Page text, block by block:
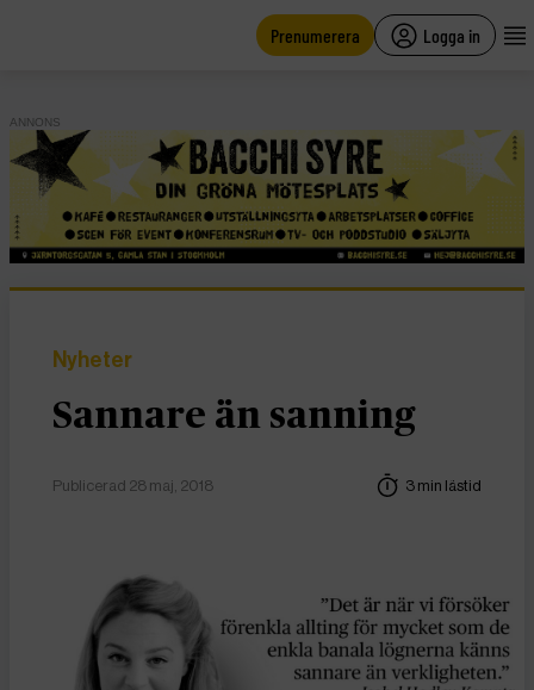
Prenumerera Logga in
ANNONS
Nyheter
Sannare än sanning
Publicerad 28 maj, 2018 3 min lästid